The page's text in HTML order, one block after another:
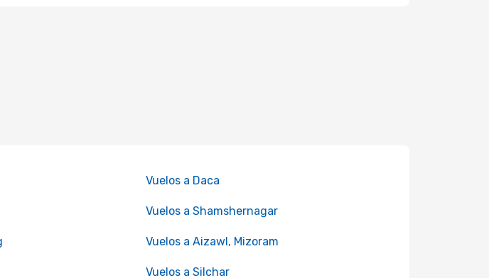
Vuelos a Daca
Vuelos a Shamshernagar
Vuelos a Aizawl, Mizoram
Vuelos a Silchar